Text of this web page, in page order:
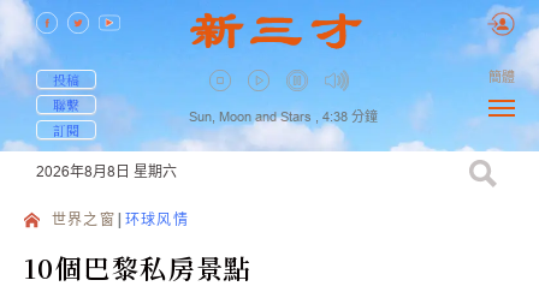
投稿
聯繫
訂閱
Sun, Moon and Stars , 4:38 分鐘
簡體
2026年8月8日 星期六
世界之窗 环球风情
10個巴黎私房景點